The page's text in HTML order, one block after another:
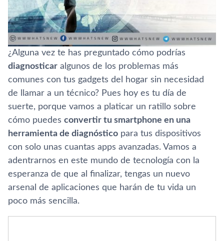
¿Alguna vez te has preguntado cómo podrías
diagnosticar algunos de los problemas más
comunes con tus gadgets del hogar sin necesidad
de llamar a un técnico? Pues hoy es tu día de
suerte, porque vamos a platicar un ratillo sobre
cómo puedes convertir tu smartphone en una
herramienta de diagnóstico para tus dispositivos
con solo unas cuantas apps avanzadas. Vamos a
adentrarnos en este mundo de tecnología con la
esperanza de que al finalizar, tengas un nuevo
arsenal de aplicaciones que harán de tu vida un
poco más sencilla.